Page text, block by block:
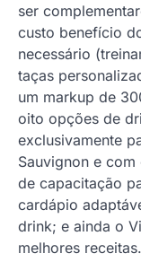
ser
custo benefício
necessário
taças
um markup de
oito opções de
exclusivamente
Sauvignon e
de capacitação
cardápio
drink; e ainda o
melhores receitas.